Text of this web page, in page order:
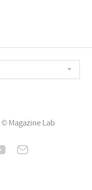
© Magazine Lab